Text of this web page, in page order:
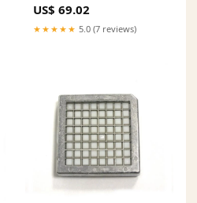
_Hi_chtgptapp_saved_this_title-
generator
US$ 69.02
★★★★★ 5.0 (7 reviews)